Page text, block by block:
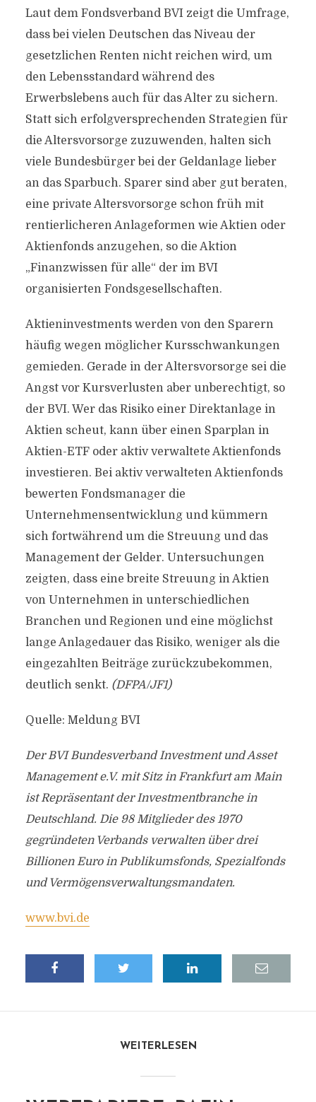
Laut dem Fondsverband BVI zeigt die Umfrage,
dass bei vielen Deutschen das Niveau der
gesetzlichen Renten nicht reichen wird, um
den Lebensstandard während des
Erwerbslebens auch für das Alter zu sichern.
Statt sich erfolgversprechenden Strategien für
die Altersvorsorge zuzuwenden, halten sich
viele Bundesbürger bei der Geldanlage lieber
an das Sparbuch. Sparer sind aber gut beraten,
eine private Altersvorsorge schon früh mit
rentierlicheren Anlageformen wie Aktien oder
Aktienfonds anzugehen, so die Aktion
„Finanzwissen für alle“ der im BVI
organisierten Fondsgesellschaften.
Aktieninvestments werden von den Sparern
häufig wegen möglicher Kursschwankungen
gemieden. Gerade in der Altersvorsorge sei die
Angst vor Kursverlusten aber unberechtigt, so
der BVI. Wer das Risiko einer Direktanlage in
Aktien scheut, kann über einen Sparplan in
Aktien-ETF oder aktiv verwaltete Aktienfonds
investieren. Bei aktiv verwalteten Aktienfonds
bewerten Fondsmanager die
Unternehmensentwicklung und kümmern
sich fortwährend um die Streuung und das
Management der Gelder. Untersuchungen
zeigten, dass eine breite Streuung in Aktien
von Unternehmen in unterschiedlichen
Branchen und Regionen und eine möglichst
lange Anlagedauer das Risiko, weniger als die
eingezahlten Beiträge zurückzubekommen,
deutlich senkt. (DFPA/JF1)
Quelle: Meldung BVI
Der BVI Bundesverband Investment und Asset
Management e.V. mit Sitz in Frankfurt am Main
ist Repräsentant der Investmentbranche in
Deutschland. Die 98 Mitglieder des 1970
gegründeten Verbands verwalten über drei
Billionen Euro in Publikumsfonds, Spezialfonds
und Vermögensverwaltungsmandaten.
www.bvi.de
WEITERLESEN